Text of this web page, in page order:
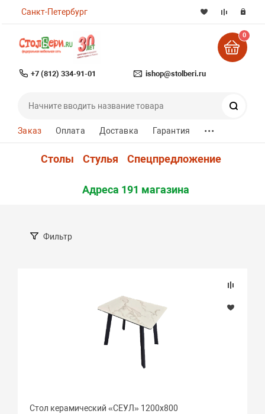
Санкт-Петербург
+7 (812) 334-91-01 ishop@stolberi.ru
0
Заказ Оплата Доставка Гарантия ...
Столы Стулья Спецпредложение
Адреса 191 магазина
Фильтр
Стол керамический «СЕУЛ» 1200х800